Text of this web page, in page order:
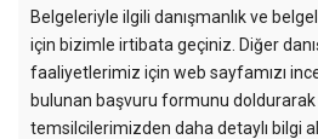
Belgeleriyle ilgili danışmanlık ve
için bizimle irtibata geçiniz. Diğer
faaliyetlerimiz için web sayfamızı
bulunan başvuru formunu
temsilcilerimizden daha detaylı bilgi